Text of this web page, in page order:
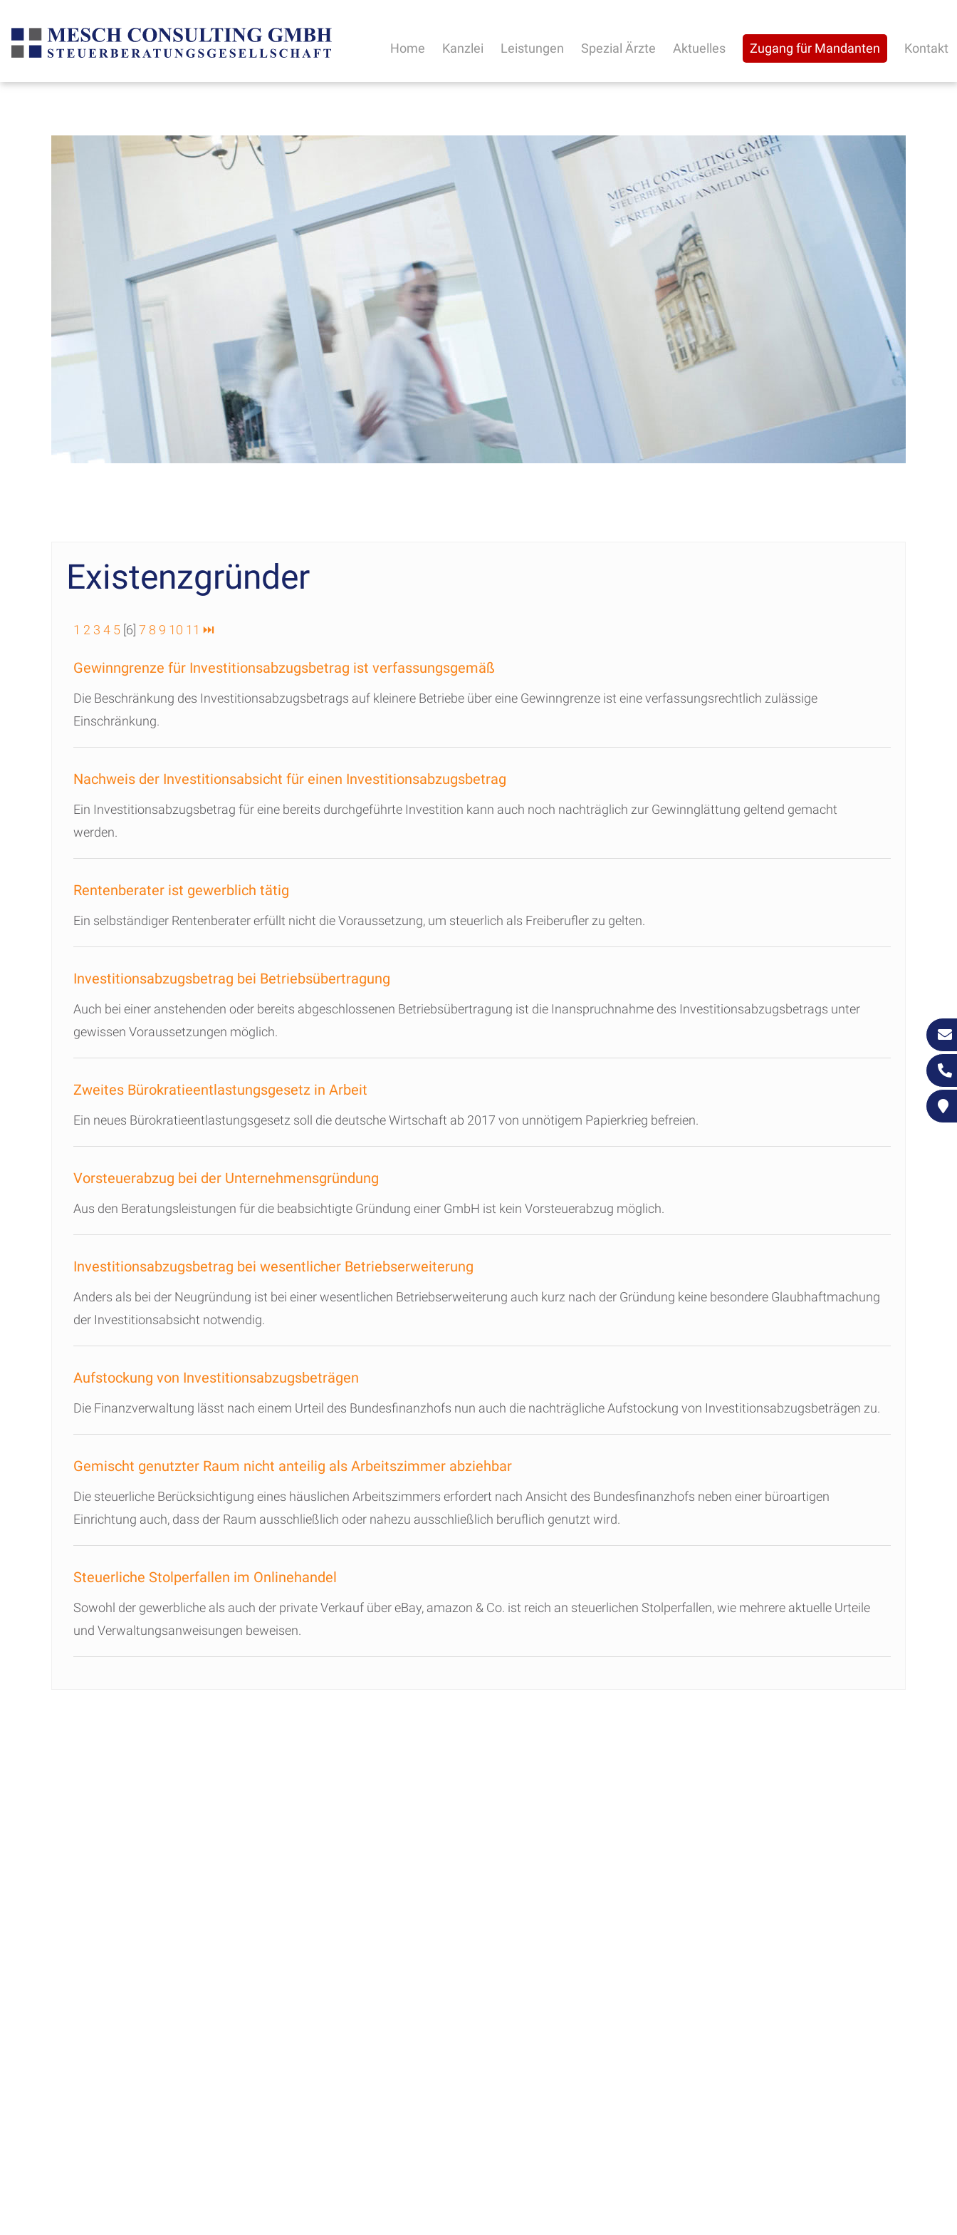
Home Kanzlei Leistungen Spezial Ärzte Aktuelles Zugang für Mandanten Kontakt
Existenzgründer
1 2 3 4 5 [6] 7 8 9 10 11 ⏭
Gewinngrenze für Investitionsabzugsbetrag ist verfassungsgemäß
Die Beschränkung des Investitionsabzugsbetrags auf kleinere Betriebe über eine Gewinngrenze ist eine verfassungsrechtlich zulässige
Einschränkung.
Nachweis der Investitionsabsicht für einen Investitionsabzugsbetrag
Ein Investitionsabzugsbetrag für eine bereits durchgeführte Investition kann auch noch nachträglich zur Gewinnglättung geltend gemacht
werden.
Rentenberater ist gewerblich tätig
Ein selbständiger Rentenberater erfüllt nicht die Voraussetzung, um steuerlich als Freiberufler zu gelten.
Investitionsabzugsbetrag bei Betriebsübertragung
Auch bei einer anstehenden oder bereits abgeschlossenen Betriebsübertragung ist die Inanspruchnahme des Investitionsabzugsbetrags unter
gewissen Voraussetzungen möglich.
Zweites Bürokratieentlastungsgesetz in Arbeit
Ein neues Bürokratieentlastungsgesetz soll die deutsche Wirtschaft ab 2017 von unnötigem Papierkrieg befreien.
Vorsteuerabzug bei der Unternehmensgründung
Aus den Beratungsleistungen für die beabsichtigte Gründung einer GmbH ist kein Vorsteuerabzug möglich.
Investitionsabzugsbetrag bei wesentlicher Betriebserweiterung
Anders als bei der Neugründung ist bei einer wesentlichen Betriebserweiterung auch kurz nach der Gründung keine besondere Glaubhaftmachung
der Investitionsabsicht notwendig.
Aufstockung von Investitionsabzugsbeträgen
Die Finanzverwaltung lässt nach einem Urteil des Bundesfinanzhofs nun auch die nachträgliche Aufstockung von Investitionsabzugsbeträgen zu.
Gemischt genutzter Raum nicht anteilig als Arbeitszimmer abziehbar
Die steuerliche Berücksichtigung eines häuslichen Arbeitszimmers erfordert nach Ansicht des Bundesfinanzhofs neben einer büroartigen
Einrichtung auch, dass der Raum ausschließlich oder nahezu ausschließlich beruflich genutzt wird.
Steuerliche Stolperfallen im Onlinehandel
Sowohl der gewerbliche als auch der private Verkauf über eBay, amazon & Co. ist reich an steuerlichen Stolperfallen, wie mehrere aktuelle Urteile
und Verwaltungsanweisungen beweisen.